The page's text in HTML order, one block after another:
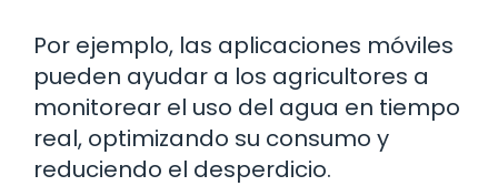
Por ejemplo, las aplicaciones móviles
pueden ayudar a los agricultores a
monitorear el uso del agua en tiempo
real, optimizando su consumo y
reduciendo el desperdicio.